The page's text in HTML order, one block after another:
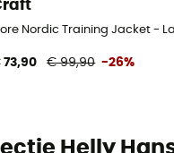
Nordic Training Jacket -
73,90 € 99,90 -26%
Helly